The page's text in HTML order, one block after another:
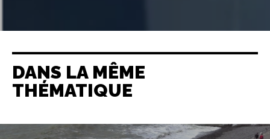
DANS LA MÊME
THÉMATIQUE